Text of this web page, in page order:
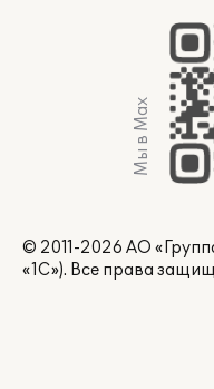
Мы в Max
© 2011-2026 АО
«1С»). Все права